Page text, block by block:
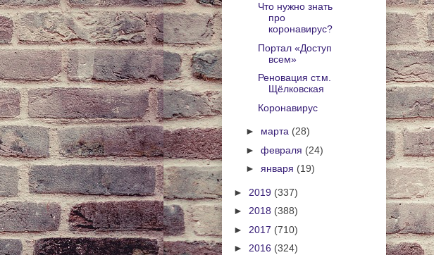
Что нужно знать
про
коронавирус?
Портал «Доступ
всем»
Реновация ст.м.
Щёлковская
Коронавирус
► марта (28)
► февраля (24)
► января (19)
► 2019 (337)
► 2018 (388)
► 2017 (710)
► 2016 (324)